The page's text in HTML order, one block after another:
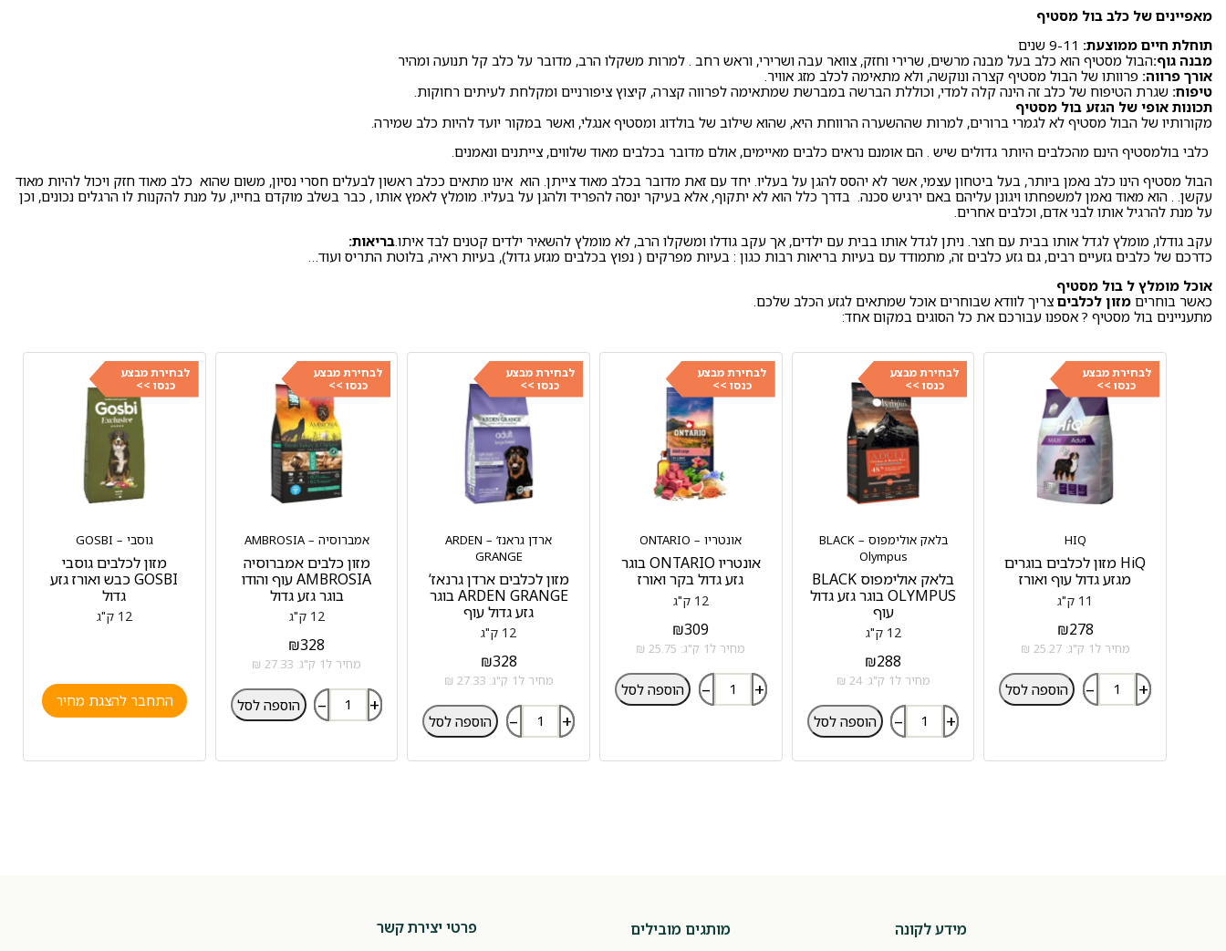
מאפיינים של כלב בול מסטיף
תוחלת חיים ממוצעת: 9-11 שנים
מבנה גוף:הבול מסטיף הוא כלב בעל מבנה מרשים, שרירי וחזק, צוואר עבה ושרירי, וראש רחב . למרות משקלו הרב, מדובר על כלב קל תנועה ומהיר
אורך פרווה: פרוותו של הבול מסטיף קצרה ונוקשה, ולא מתאימה לכלב מזג אוויר.
טיפוח: שגרת הטיפוח של כלב זה הינה קלה למדי, וכוללת הברשה במברשת שמתאימה לפרווה קצרה, קיצוץ ציפורניים ומקלחת לעיתים רחוקות.
תכונות אופי של הגזע בול מסטיף
מקורותיו של הבול מסטיף לא לגמרי ברורים, למרות שההשערה הרווחת היא, שהוא שילוב של בולדוג ומסטיף אנגלי, ואשר במקור יועד להיות כלב שמירה.
כלבי בולמסטיף הינם מהכלבים היותר גדולים שיש . הם אומנם נראים כלבים מאיימים, אולם מדובר בכלבים מאוד שלווים, צייתנים ונאמנים.
הבול מסטיף הינו כלב נאמן ביותר, בעל ביטחון עצמי, אשר לא יהסס להגן על בעליו. יחד עם זאת מדובר בכלב מאוד צייתן. הוא אינו מתאים ככלב ראשון לבעלים חסרי נסיון, משום שהוא כלב מאוד חזק ויכול להיות מאוד
עקשן. . הוא מאוד נאמן למשפחתו ויגונן עליהם באם ירגיש סכנה. בדרך כלל הוא לא יתקוף, אלא בעיקר ינסה להפריד ולהגן על בעליו. מומלץ לאמץ אותו , כבר בשלב מוקדם בחייו, על מנת להקנות לו הרגלים נכונים, וכן
על מנת להרגיל אותו לבני אדם, וכלבים אחרים.
עקב גודלו, מומלץ לגדל אותו בבית עם חצר. ניתן לגדל אותו בבית עם ילדים, אך עקב גודלו ומשקלו הרב, לא מומלץ להשאיר ילדים קטנים לבד איתו.בריאות:
כדרכם של כלבים גזעיים רבים, גם גזע כלבים זה, מתמודד עם בעיות בריאות רבות כגון : בעיות מפרקים ( נפוץ בכלבים מגזע גדול), בעיות ראיה, בלוטת התריס ועוד…
אוכל מומלץ ל בול מסטיף
כאשר בוחרים מזון לכלבים צריך לוודא שבוחרים אוכל שמתאים לגזע הכלב שלכם.
מתעניינים בול מסטיף ? אספנו עבורכם את כל הסוגים במקום אחד:
לבחירת מבצע
כנסו >>
HIQ
HiQ מזון לכלבים בוגרים
מגזע גדול עוף ואורז
11 ק"ג
₪278
מחיר ל1 ק"ג: 25.27 ₪
– + הוספה לסל
לבחירת מבצע
כנסו >>
בלאק אולימפוס – BLACK
Olympus
בלאק אולימפוס BLACK
OLYMPUS בוגר גזע גדול
עוף
12 ק"ג
₪288
מחיר ל1 ק"ג: 24 ₪
– + הוספה לסל
לבחירת מבצע
כנסו >>
אונטריו – ONTARIO
אונטריו ONTARIO בוגר
גזע גדול בקר ואורז
12 ק"ג
₪309
מחיר ל1 ק"ג: 25.75 ₪
– + הוספה לסל
לבחירת מבצע
כנסו >>
ארדן גראנז‘ – ARDEN
GRANGE
מזון לכלבים ארדן גרנאז‘
ARDEN GRANGE בוגר
גזע גדול עוף
12 ק"ג
₪328
מחיר ל1 ק"ג: 27.33 ₪
– + הוספה לסל
לבחירת מבצע
כנסו >>
אמברוסיה – AMBROSIA
מזון כלבים אמברוסיה
AMBROSIA עוף והודו
בוגר גזע גדול
12 ק"ג
₪328
מחיר ל1 ק"ג: 27.33 ₪
– + הוספה לסל
לבחירת מבצע
כנסו >>
גוסבי – GOSBI
מזון לכלבים גוסבי
GOSBI כבש ואורז גזע
גדול
12 ק"ג
התחבר להצגת מחיר
מידע לקונה מותגים מובילים פרטי יצירת קשר